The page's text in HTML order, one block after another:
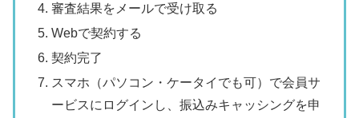
審査結果をメールで受け取る
Webで契約する
契約完了
スマホ（パソコン・ケータイでも可）で会員サ
ービスにログインし、振込みキャッシングを申